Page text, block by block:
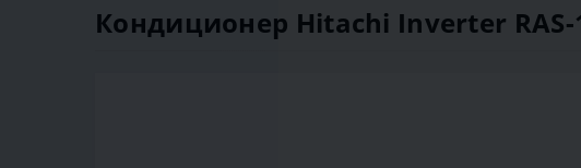
Кондиционер Hitachi Inverter RAS-